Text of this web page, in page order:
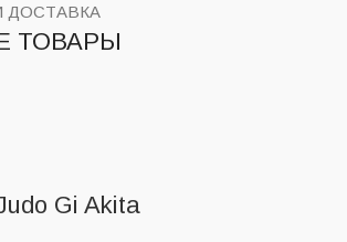
ДОСТАВКА
ТОВАРЫ
Gi Akita